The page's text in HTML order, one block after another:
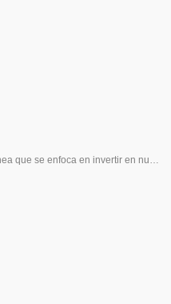
Una plataforma global de inversión en línea que se enfoca en invertir en nuevas empresas de blockchain.